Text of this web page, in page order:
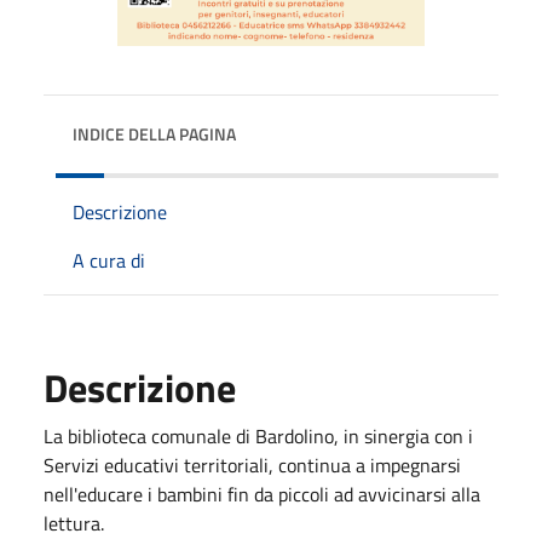
INDICE DELLA PAGINA
Descrizione
A cura di
Descrizione
La biblioteca comunale di Bardolino, in sinergia con i
Servizi educativi territoriali, continua a impegnarsi
nell'educare i bambini fin da piccoli ad avvicinarsi alla
lettura.